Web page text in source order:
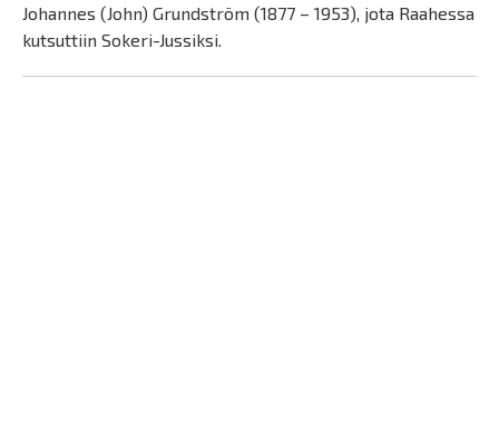
Johannes (John) Grundström (1877 – 1953), jota Raahessa
kutsuttiin Sokeri-Jussiksi.